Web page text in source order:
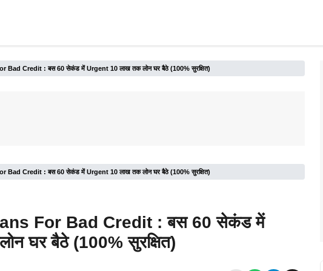
Bad Credit : बस 60 सेकंड में Urgent 10 लाख तक लोन घर बैठे (100% सुरक्षित)
Bad Credit : बस 60 सेकंड में Urgent 10 लाख तक लोन घर बैठे (100% सुरक्षित)
For Bad Credit : बस 60 सेकंड में
घर बैठे (100% सुरक्षित)